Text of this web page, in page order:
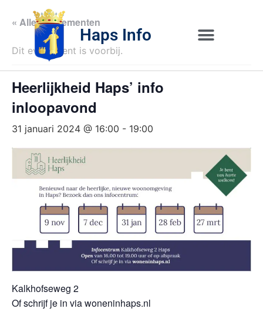
Haps Info
« Alle Evenementen
Dit evenement is voorbij.
Heerlijkheid Haps’ info
inloopavond
31 januari 2024 @ 16:00 - 19:00
Kalkhofseweg 2
Of schrijf je in via woneninhaps.nl